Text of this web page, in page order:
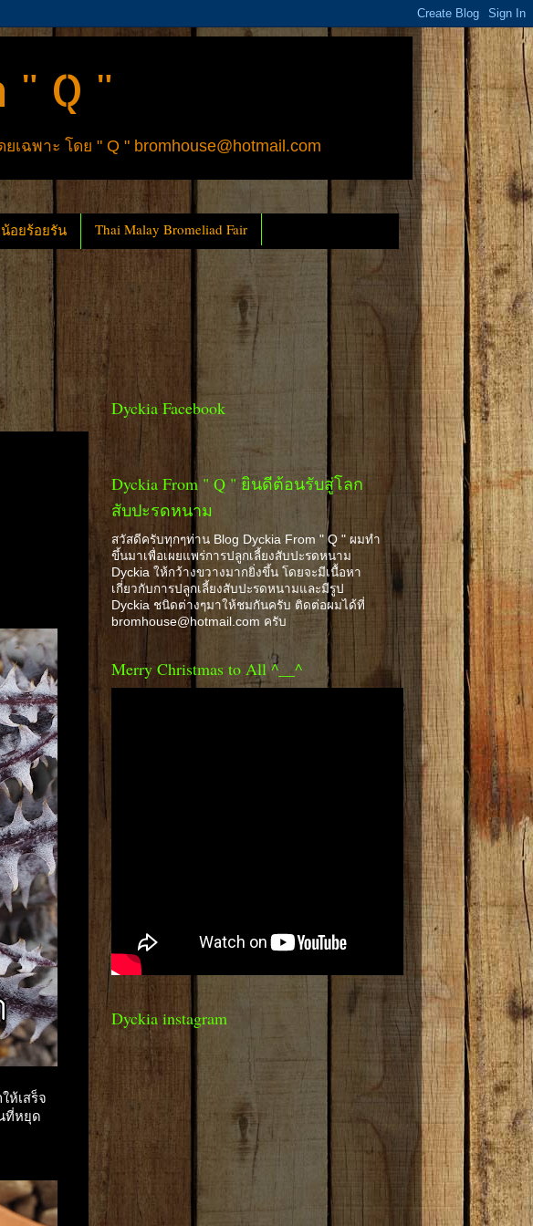
" Q "
พาะ โดย " Q " bromhouse@hotmail.com
อยร้อยรัน Thai Malay Bromeliad Fair
ห้เสร็จ
ที่หยุด
Dyckia Facebook
Dyckia From " Q " ยินดีต้อนรับสู่โลก
สับปะรดหนาม
สวัสดีครับทุกๆท่าน Blog Dyckia From " Q " ผมทำ
ขึ้นมาเพื่อเผยแพร่การปลูกเลี้ยงสับปะรดหนาม
Dyckia ให้กว้างขวางมากยิ่งขึ้น โดยจะมีเนื้อหา
เกี่ยวกับการปลูกเลี้ยงสับปะรดหนามและมีรูป
Dyckia ชนิดต่างๆมาให้ชมกันครับ ติดต่อผมได้ที่
bromhouse@hotmail.com ครับ
Merry Christmas to All ^__^
Dyckia instagram